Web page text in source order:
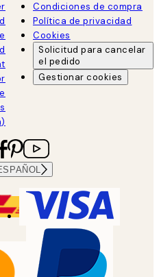
Condiciones de compra
Política de privacidad
Cookies
Solicitud para cancelar
el pedido
Gestionar cookies